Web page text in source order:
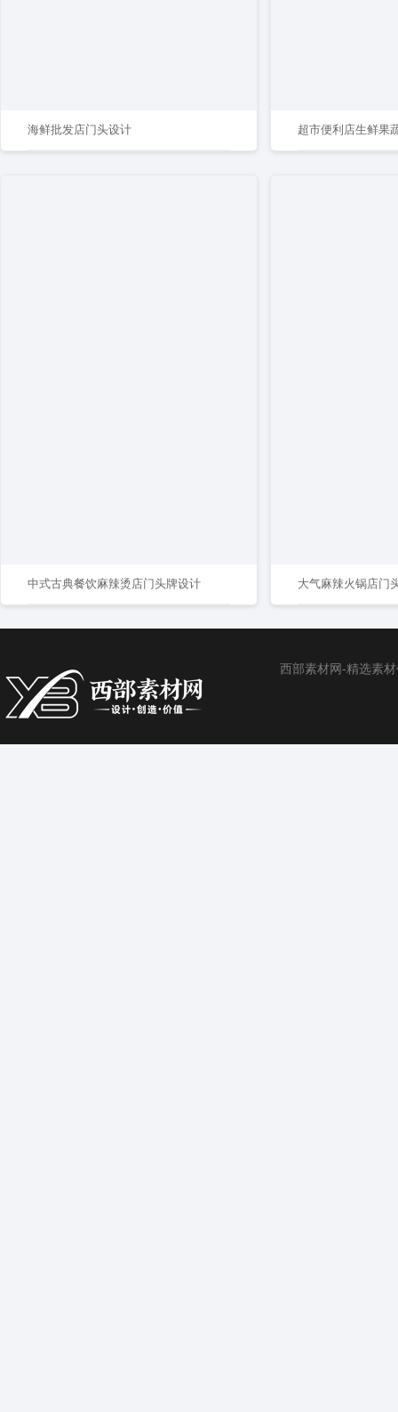
海鲜批发店门头设计 超市便利店生鲜果
中式古典餐饮麻辣烫店门头牌设计 大气麻辣火锅店门
西部素材网-精选素